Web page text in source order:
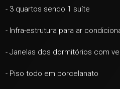
ver mais
- 3 quartos sendo 1 suíte
- Infra-estrutura para ar
- Janelas dos dormitórios com
- Piso todo em porcelanato